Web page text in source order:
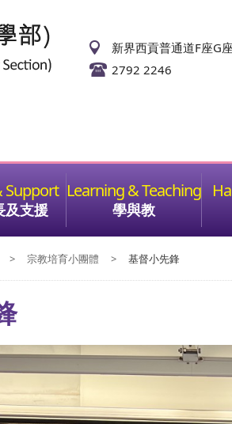
新界西貢普通道F座G
2792 2246
及支援 學與教
> 宗教培育小團體 > 基督小先鋒